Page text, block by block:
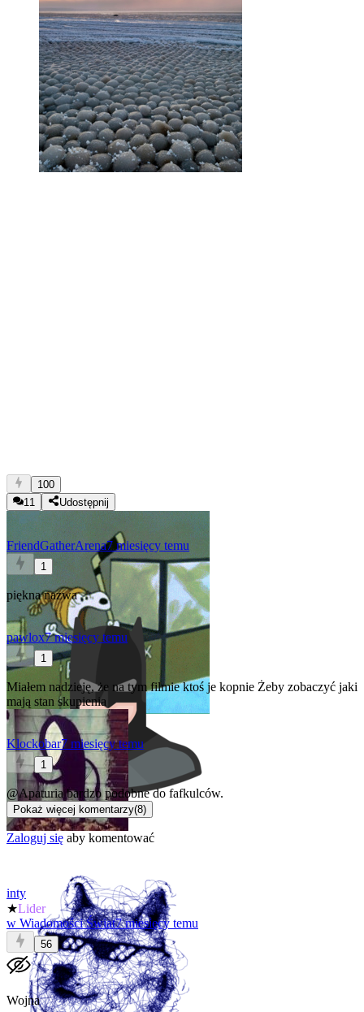
100
11
Udostępnij
FriendGatherArena7 miesięcy temu
1
piękna nazwa
pawlox7 miesięcy temu
1
Miałem nadzieję, że na tym filmie ktoś je kopnie Żeby zobaczyć jaki
mają stan skupienia
Klockobar7 miesięcy temu
1
@Apaturia bardzo podobne do fafkulców.
Pokaż więcej komentarzy(8)
Zaloguj się aby komentować
inty
★Lider
w Wiadomości Świat7 miesięcy temu
56
Wojna